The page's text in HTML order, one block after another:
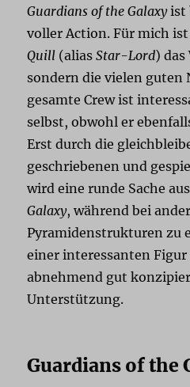
Guardians of the Galaxyist
voller Action. Für mich
Quill (aliasStar-Lord)
sondern die vielen guten
gesamte Crew ist
selbst, obwohl er
Erst durch die
geschriebenen und
wird eine runde Sache
Galaxy, während bei
Pyramidenstrukturen zu
einer interessanten Figur
abnehmend gut
Unterstützung.
Guardians of the